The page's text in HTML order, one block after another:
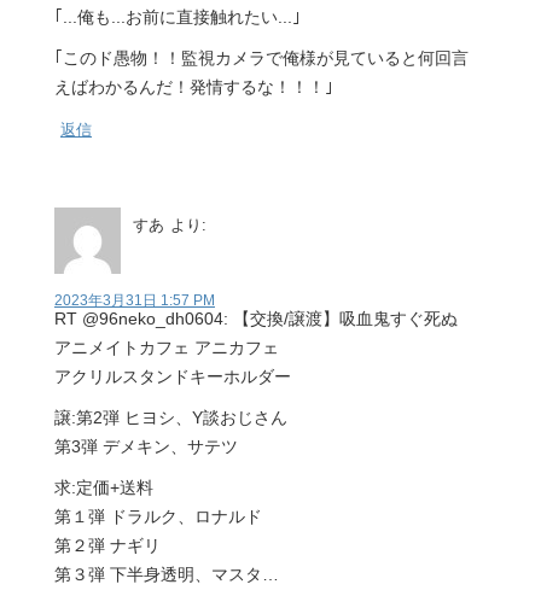
｢...俺も...お前に直接触れたい...｣
｢このド愚物！！監視カメラで俺様が見ていると何回言
えばわかるんだ！発情するな！！！｣
返信
すあ より:
2023年3月31日 1:57 PM
RT @96neko_dh0604: 【交換/譲渡】吸血鬼すぐ死ぬ
アニメイトカフェ アニカフェ
アクリルスタンドキーホルダー
譲:第2弾 ヒヨシ、Y談おじさん
第3弾 デメキン、サテツ
求:定価+送料
第１弾 ドラルク、ロナルド
第２弾 ナギリ
第３弾 下半身透明、マスタ…